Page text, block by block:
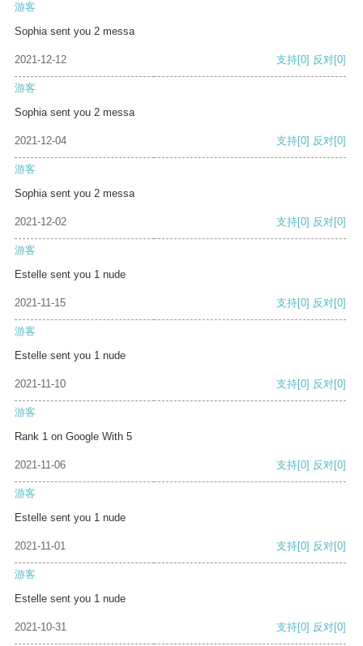
游客
Sophia sent you 2 messa
2021-12-12 支持[0] 反对[0]
游客
Sophia sent you 2 messa
2021-12-04 支持[0] 反对[0]
游客
Sophia sent you 2 messa
2021-12-02 支持[0] 反对[0]
游客
Estelle sent you 1 nude
2021-11-15 支持[0] 反对[0]
游客
Estelle sent you 1 nude
2021-11-10 支持[0] 反对[0]
游客
Rank 1 on Google With 5
2021-11-06 支持[0] 反对[0]
游客
Estelle sent you 1 nude
2021-11-01 支持[0] 反对[0]
游客
Estelle sent you 1 nude
2021-10-31 支持[0] 反对[0]